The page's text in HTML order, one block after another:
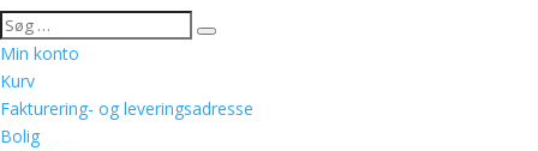
Min konto
Kurv
Fakturering- og leveringsadresse
Bolig